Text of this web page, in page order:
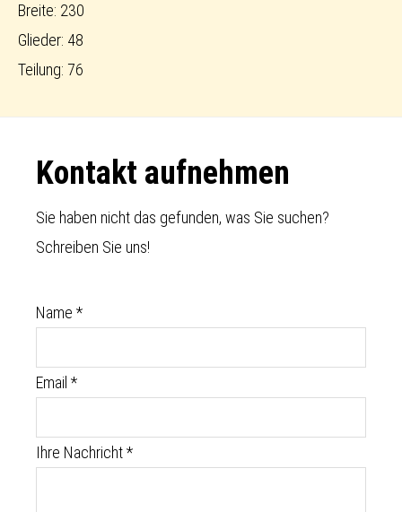
Breite: 230
Glieder: 48
Teilung: 76
Footer
Kontakt aufnehmen
Sie haben nicht das gefunden, was Sie suchen?
Schreiben Sie uns!
Name *
Email *
Ihre Nachricht*